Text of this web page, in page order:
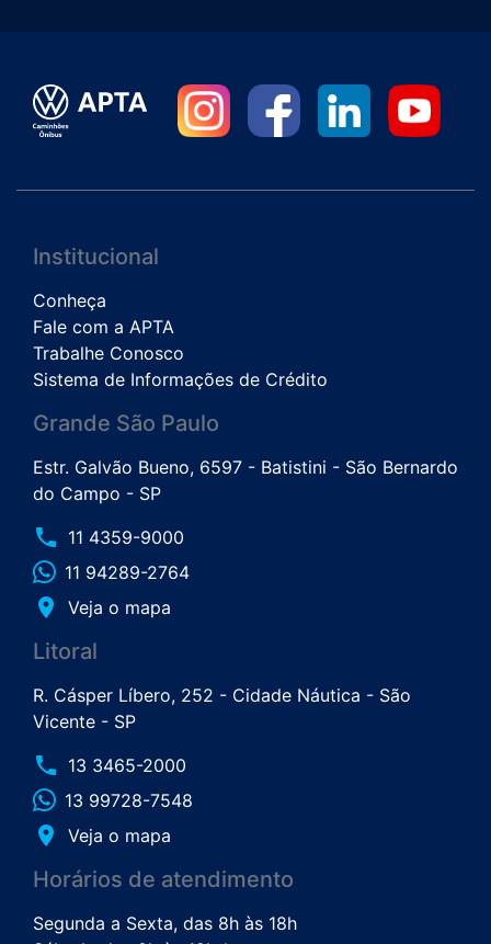
Institucional
Conheça
Fale com a APTA
Trabalhe Conosco
Sistema de Informações de Crédito
Grande São Paulo
Estr. Galvão Bueno, 6597 - Batistini - São Bernardo
do Campo - SP
phone 11 4359-9000
11 94289-2764
place Veja o mapa
Litoral
R. Cásper Líbero, 252 - Cidade Náutica - São
Vicente - SP
phone 13 3465-2000
13 99728-7548
place Veja o mapa
Horários de atendimento
Segunda a Sexta, das 8h às 18h